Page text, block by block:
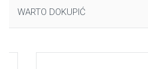
WARTO DOKUPIĆ